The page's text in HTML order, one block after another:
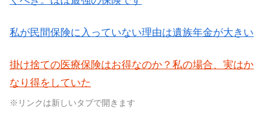
私が民間保険に入っていない理由は遺族年金が大きい
掛け捨ての医療保険はお得なのか？私の場合、実はか
なり得をしていた
※リンクは新しいタブで開きます